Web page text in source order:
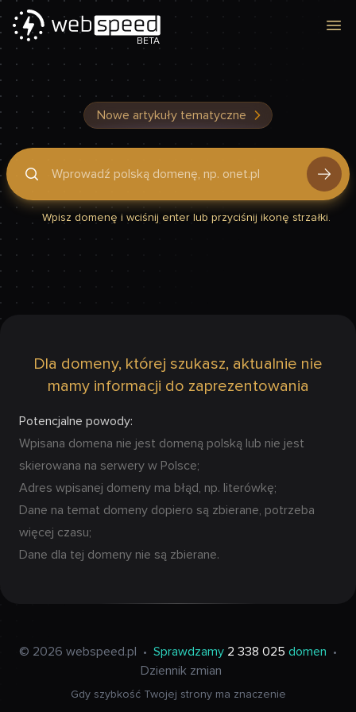
BETA
Nowe artykuły tematyczne
Podaj domenę, by sprawdzić, czy Twoja strona jest szybka
Wpisz domenę i wciśnij enter lub przyciśnij ikonę strzałki.
Dla domeny, której szukasz, aktualnie nie
mamy informacji do zaprezentowania
Potencjalne powody:
Wpisana domena nie jest domeną polską lub nie jest
skierowana na serwery w Polsce;
Adres wpisanej domeny ma błąd, np. literówkę;
Dane na temat domeny dopiero są zbierane, potrzeba
więcej czasu;
Dane dla tej domeny nie są zbierane.
© 2026 webspeed.pl • Sprawdzamy 2 338 025 domen
•
Dziennik zmian
Gdy szybkość Twojej strony ma znaczenie